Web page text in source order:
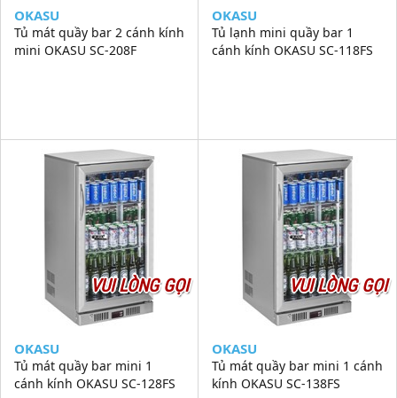
OKASU
Tủ mát quầy bar 2 cánh kính
mini OKASU SC-208F
OKASU
Tủ lạnh mini quầy bar 1
cánh kính OKASU SC-118FS
VUI LÒNG GỌI
OKASU
Tủ mát quầy bar mini 1
cánh kính OKASU SC-128FS
VUI LÒNG GỌI
OKASU
Tủ mát quầy bar mini 1 cánh
kính OKASU SC-138FS